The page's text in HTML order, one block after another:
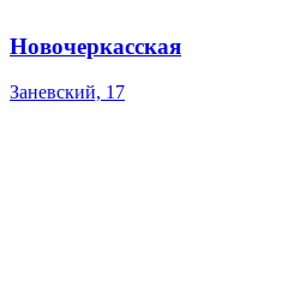
Новочеркасская
Заневский, 17